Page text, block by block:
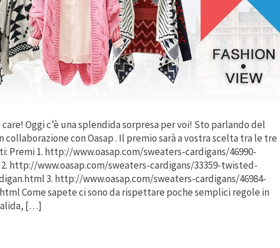
Oggi c’è una splendida sorpresa per voi! Sto parlando del
collaborazione con Oasap . Il premio sarà a vostra scelta tra le tre
Premi 1. http://www.oasap.com/sweaters-cardigans/46990-
http://www.oasap.com/sweaters-cardigans/33359-twisted-
3. http://www.oasap.com/sweaters-cardigans/46984-
Come sapete ci sono da rispettare poche semplici regole in
[…]